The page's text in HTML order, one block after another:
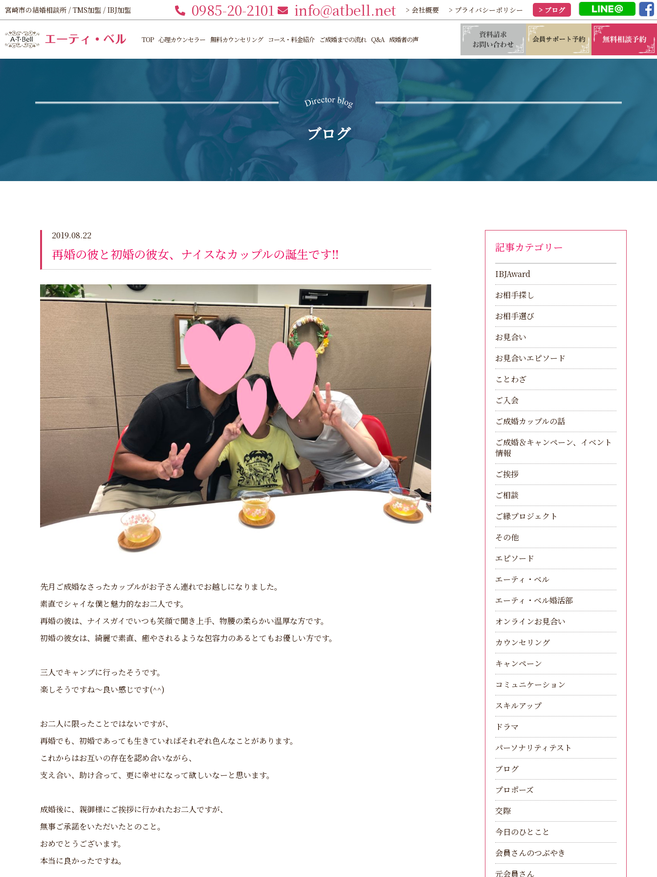
宮崎市の結婚相談所 / TMS加盟 / IBJ加盟 0985-20-2101 info@atbell.net > 会社概要 > プライバシーポリシー > ブログ
TOP 心理カウンセラー 無料カウンセリング コース・料金紹介 ご成婚までの流れ Q&A 成婚者の声
ブログ
2019.08.22
再婚の彼と初婚の彼女、ナイスなカップルの誕生です!!
先月ご成婚なさったカップルがお子さん連れでお越しになりました。
素直でシャイな僕と魅力的なお二人です。
再婚の彼は、ナイスガイでいつも笑顔で聞き上手、物腰の柔らかい温厚な方です。
初婚の彼女は、綺麗で素直、癒やされるような包容力のあるとてもお優しい方です。
三人でキャンプに行ったそうです。
楽しそうですね～良い感じです(^^)
お二人に限ったことではないですが、
再婚でも、初婚であっても生きていればそれぞれ色んなことがあります。
これからはお互いの存在を認め合いながら、
支え合い、助け合って、更に幸せになって欲しいなーと思います。
成婚後に、親御様にご挨拶に行かれたお二人ですが、
無事ご承諾をいただいたとのこと。
おめでとうございます。
本当に良かったですね。
記事カテゴリー
IBJAward
お相手探し
お相手選び
お見合い
お見合いエピソード
ことわざ
ご入会
ご成婚カップルの話
ご成婚＆キャンペーン、イベント
情報
ご挨拶
ご相談
ご縁プロジェクト
その他
エピソード
エーティ・ベル
エーティ・ベル婚活部
オンラインお見合い
カウンセリング
キャンペーン
コミュニケーション
スキルアップ
ドラマ
パーソナリティテスト
ブログ
プロポーズ
交際
今日のひとこと
会員さんのつぶやき
元会員さん